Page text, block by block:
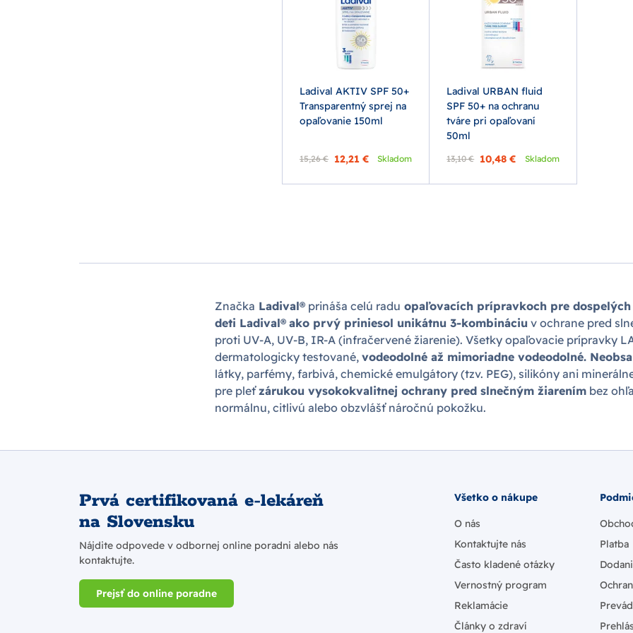
Ladival AKTIV SPF 50+
Transparentný sprej na
opaľovanie 150ml
15,26 € 12,21 € Skladom
Ladival URBAN fluid
SPF 50+ na ochranu
tváre pri opaľovaní
50ml
13,10 € 10,48 € Skladom
Značka Ladival® prináša celú radu opaľovacích prípravkoch pre dospelých
deti Ladival® ako prvý priniesol unikátnu 3-kombináciu v ochrane pred
proti UV-A, UV-B, IR-A (infračervené žiarenie). Všetky opaľovacie prípravky
dermatologicky testované, vodeodolné až mimoriadne vodeodolné.
látky, parfémy, farbivá, chemické emulgátory (tzv. PEG), silikóny ani
pre pleťzárukou vysokokvalitnej ochrany pred slnečným žiarením bez
normálnu, citlivú alebo obzvlášť náročnú pokožku.
Prvá certifikovaná e-lekáreň
na Slovensku
Nájdite odpovede v odbornej online poradni alebo nás
kontaktujte.
Prejsť do online poradne
Všetko o nákupe
O nás
Kontaktujte nás
Často kladené otázky
Vernostný program
Reklamácie
Články o zdraví
Platba